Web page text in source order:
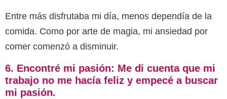
Entre más disfrutaba mi día, menos dependía de la
comida. Como por arte de magia, mi ansiedad por
comer comenzó a disminuir.
6. Encontré mi pasión: Me di cuenta que mi
trabajo no me hacía feliz y empecé a buscar
mi pasión.